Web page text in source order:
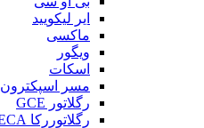
ایر لیکویید
ماکسی
ویگور
اسکات
مسر اسپکترون
رگلاتور GCE
رگلاتوررکا RECA